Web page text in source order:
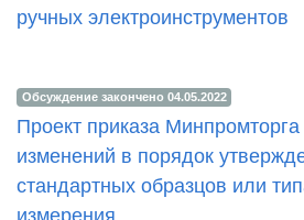
ручных электроинструментов
Обсуждение закончено 04.05.2022
Проект приказа
изменений в порядок
стандартных образцов или
измерения